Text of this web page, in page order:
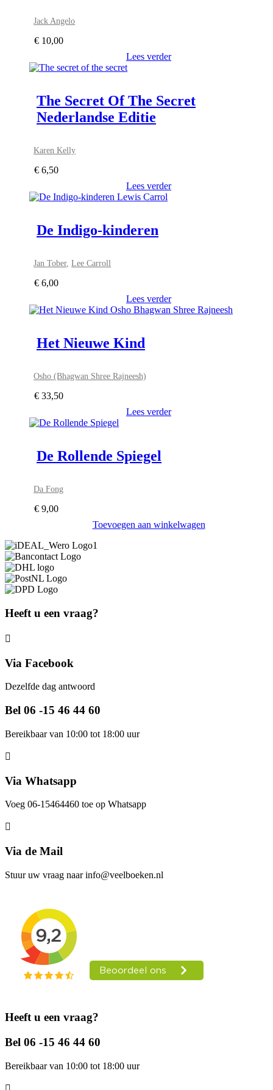
Jack Angelo
€ 10,00
Lees verder
The Secret Of The Secret
Nederlandse Editie
Karen Kelly
€ 6,50
Lees verder
De Indigo-kinderen
Jan Tober,Lee Carroll
€ 6,00
Lees verder
Het Nieuwe Kind
Osho (Bhagwan Shree Rajneesh)
€ 33,50
Lees verder
De Rollende Spiegel
Da Fong
€ 9,00
Toevoegen aan winkelwagen
Heeft u een vraag?
Via Facebook
Dezelfde dag antwoord
Bel 06 -15 46 44 60
Bereikbaar van 10:00 tot 18:00 uur
Via Whatsapp
Voeg 06-15464460 toe op Whatsapp
Via de Mail
Stuur uw vraag naar info@veelboeken.nl
Heeft u een vraag?
Bel 06 -15 46 44 60
Bereikbaar van 10:00 tot 18:00 uur